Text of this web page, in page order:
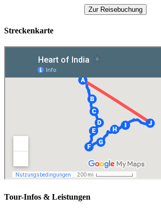
Zur Reisebuchung
Streckenkarte
Tour-Infos & Leistungen